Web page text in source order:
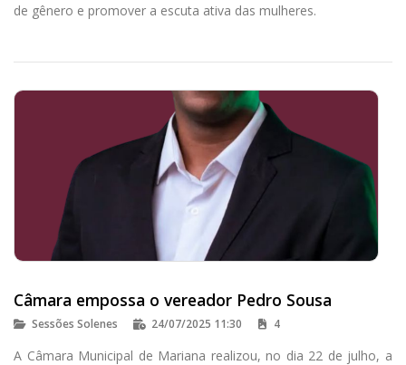
de gênero e promover a escuta ativa das mulheres.
Câmara empossa o vereador Pedro Sousa
Sessões Solenes 24/07/2025 11:30 4
A Câmara Municipal de Mariana realizou, no dia 22 de julho, a